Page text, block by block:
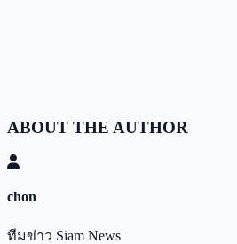
ABOUT THE AUTHOR
chon
ทีมข่าว Siam News